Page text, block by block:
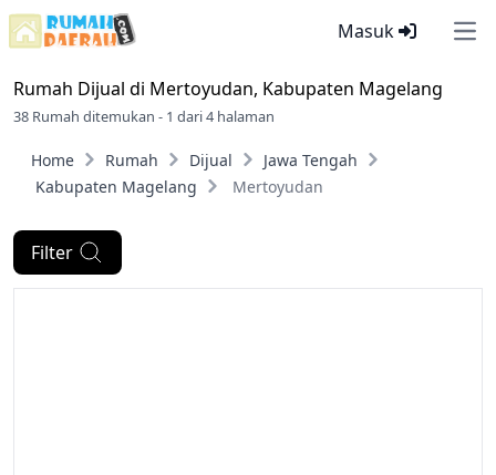
Masuk
Rumah Dijual di Mertoyudan, Kabupaten Magelang
38 Rumah ditemukan - 1 dari 4 halaman
Home Rumah Dijual
Jawa Tengah
Kabupaten Magelang
Mertoyudan
Filter